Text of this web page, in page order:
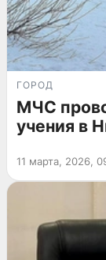
ГОРОД
МЧС
учения в
11 марта, 2026,